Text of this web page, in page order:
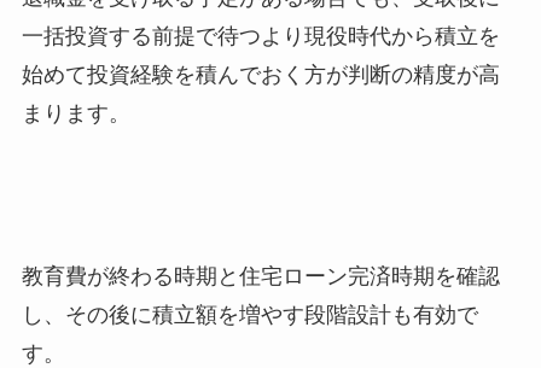
一括投資する前提で待つより現役時代から積立を
始めて投資経験を積んでおく方が判断の精度が高
まります。
教育費が終わる時期と住宅ローン完済時期を確認
し、その後に積立額を増やす段階設計も有効で
す。